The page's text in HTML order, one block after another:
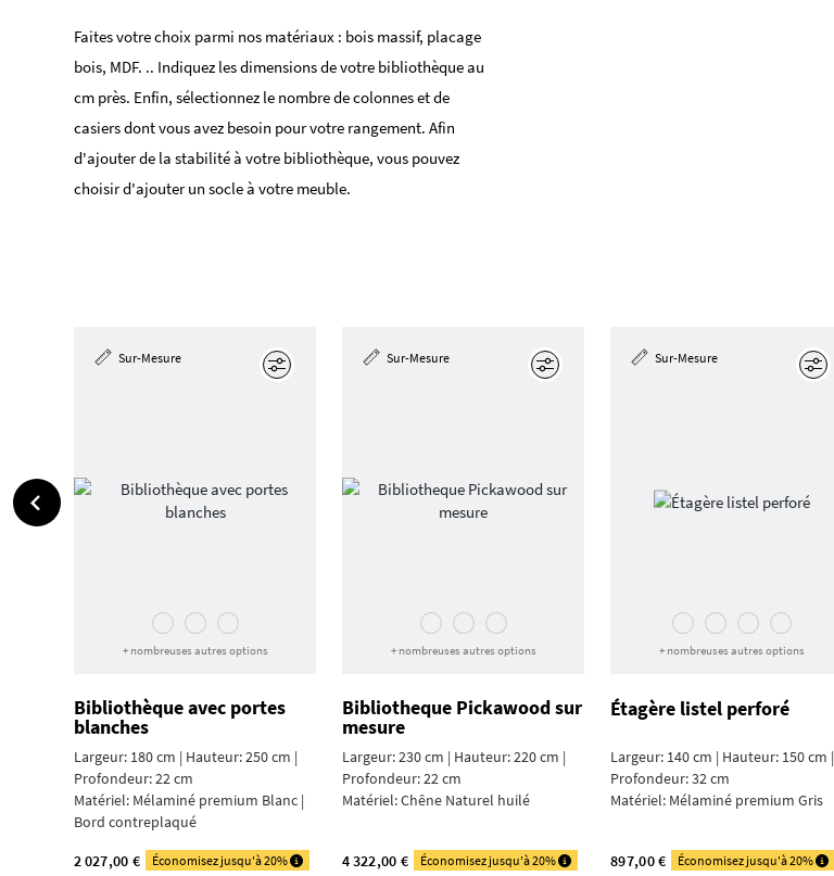
Faites votre choix parmi nos matériaux : bois massif, placage
bois, MDF. .. Indiquez les dimensions de votre bibliothèque au
cm près. Enfin, sélectionnez le nombre de colonnes et de
casiers dont vous avez besoin pour votre rangement. Afin
d'ajouter de la stabilité à votre bibliothèque, vous pouvez
choisir d'ajouter un socle à votre meuble.
Sur-Mesure
+ nombreuses autres options
Bibliothèque avec portes
blanches
Largeur: 180 cm | Hauteur: 250 cm |
Profondeur: 22 cm
Matériel: Mélaminé premium Blanc |
Bord contre­plaqué
2 027,00 €
Économisez jusqu'à 20%
Sur-Mesure
+ nombreuses autres options
Bibliotheque Pickawood sur
mesure
Largeur: 230 cm | Hauteur: 220 cm |
Profondeur: 22 cm
Matériel:Chêne Naturel huilé
4 322,00 €
Économisez jusqu'à 20%
Sur-Mesure
+ nombreuses autres options
Étagère listel perforé
Largeur: 140 cm | Hauteur: 150 cm |
Profondeur: 32 cm
Matériel: Mélaminé premium Gris
897,00 €
Économisez jusqu'à 20%